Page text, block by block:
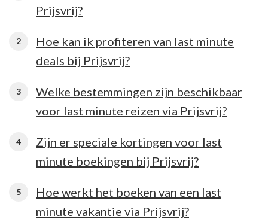
Prijsvrij?
Hoe kan ik profiteren van last minute
deals bij Prijsvrij?
Welke bestemmingen zijn beschikbaar
voor last minute reizen via Prijsvrij?
Zijn er speciale kortingen voor last
minute boekingen bij Prijsvrij?
Hoe werkt het boeken van een last
minute vakantie via Prijsvrij?